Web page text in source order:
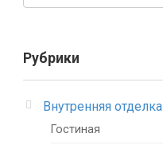
Рубрики
Внутренняя отделка
Гостиная